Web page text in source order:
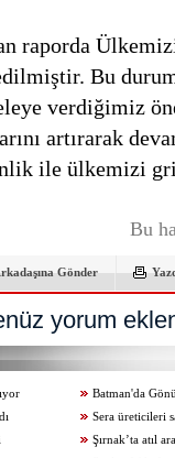
raporda
Bu
verdiğimiz
artırarak
ile ülkemizi
Bu
Gönder
yorum
Batman'da
Sera üreticileri
Şırnak’ta atıl